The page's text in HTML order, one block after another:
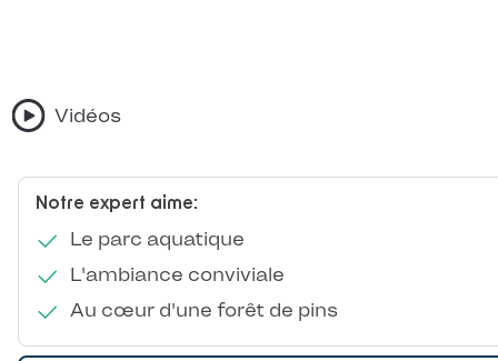
Notre expert aime:
Le parc aquatique
L'ambiance conviviale
Au cœur d'une forêt de pins
Vidéos